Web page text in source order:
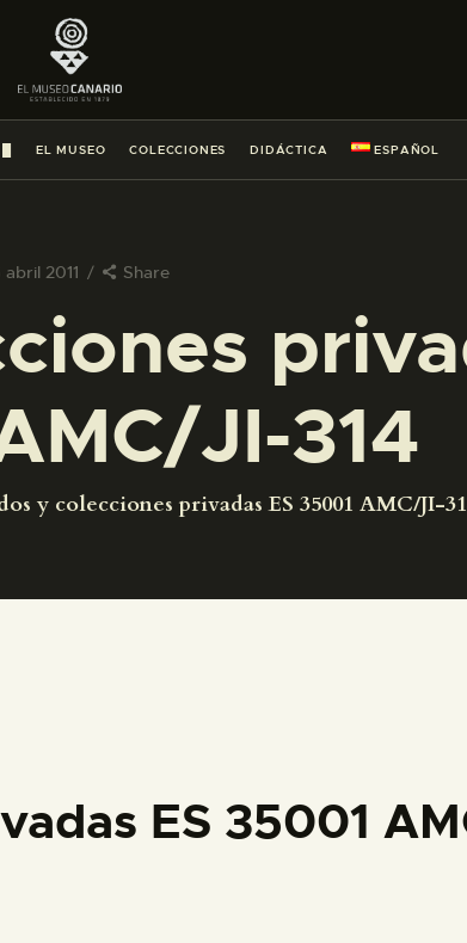
EL MUSEO COLECCIONES DIDÁCTICA ESPAÑOL
abril 2011 Share
JI-314
y colecciones privadas ES 35001 AMC/JI-
ES 35001